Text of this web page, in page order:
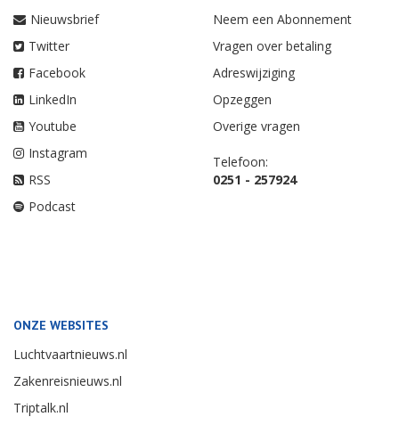
Nieuwsbrief
Twitter
Facebook
LinkedIn
Youtube
Instagram
RSS
Podcast
Neem een Abonnement
Vragen over betaling
Adreswijziging
Opzeggen
Overige vragen
Telefoon:
0251 - 257924
ONZE WEBSITES
Luchtvaartnieuws.nl
Zakenreisnieuws.nl
Triptalk.nl